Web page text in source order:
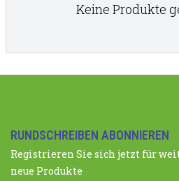
Keine Produkte
RUNDSCHREIBEN ABONNIEREN
Registrieren Sie sich jetzt für
neue Produkte